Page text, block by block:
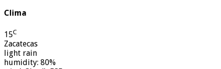
Clima
15C
Zacatecas
light rain
humidity: 80%